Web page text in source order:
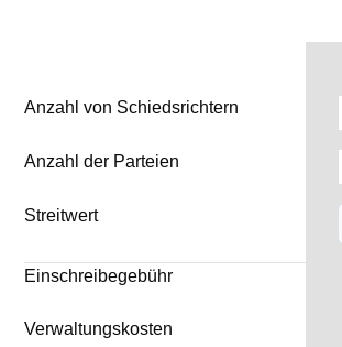
Anzahl von Schiedsrichtern
Anzahl der Parteien
Streitwert
Einschreibegebühr
Verwaltungskosten